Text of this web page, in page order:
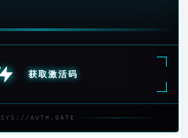
获取激活码
SYS://AUTH.GATE